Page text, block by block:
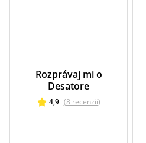
Rozprávaj mi o
Desatore
4,9 (8 recenzií)